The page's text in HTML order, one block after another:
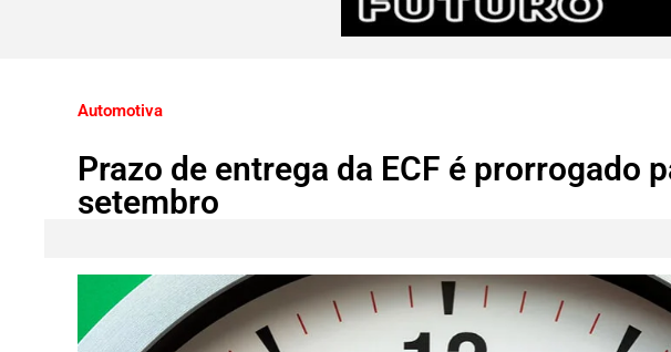
Automotiva
Prazo de entrega da ECF é prorrogado
setembro